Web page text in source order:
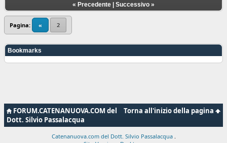
« Precedente | Successivo »
Pagina: « 2
Bookmarks
Torna all'inizio della pagina
FORUM.CATENANUOVA.COM del
Dott. Silvio Passalacqua
Catenanuova.com del Dott. Silvio Passalacqua